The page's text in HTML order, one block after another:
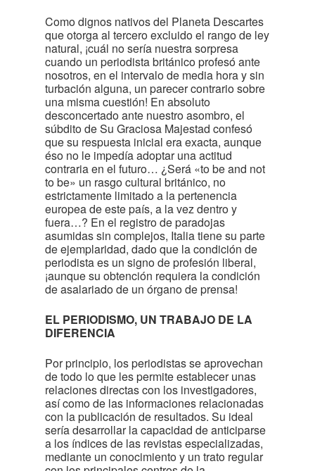
Como dignos nativos del Planeta Descartes
que otorga al tercero excluido el rango de ley
natural, ¡cuál no sería nuestra sorpresa
cuando un periodista británico profesó ante
nosotros, en el intervalo de media hora y sin
turbación alguna, un parecer contrario sobre
una misma cuestión! En absoluto
desconcertado ante nuestro asombro, el
súbdito de Su Graciosa Majestad confesó
que su respuesta inicial era exacta, aunque
éso no le impedía adoptar una actitud
contraria en el futuro… ¿Será «to be and not
to be» un rasgo cultural británico, no
estrictamente limitado a la pertenencia
europea de este país, a la vez dentro y
fuera…? En el registro de paradojas
asumidas sin complejos, Italia tiene su parte
de ejemplaridad, dado que la condición de
periodista es un signo de profesión liberal,
¡aunque su obtención requiera la condición
de asalariado de un órgano de prensa!
EL PERIODISMO, UN TRABAJO DE LA
DIFERENCIA
Por principio, los periodistas se aprovechan
de todo lo que les permite establecer unas
relaciones directas con los investigadores,
así como de las informaciones relacionadas
con la publicación de resultados. Su ideal
sería desarrollar la capacidad de anticiparse
a los índices de las revistas especializadas,
mediante un conocimiento y un trato regular